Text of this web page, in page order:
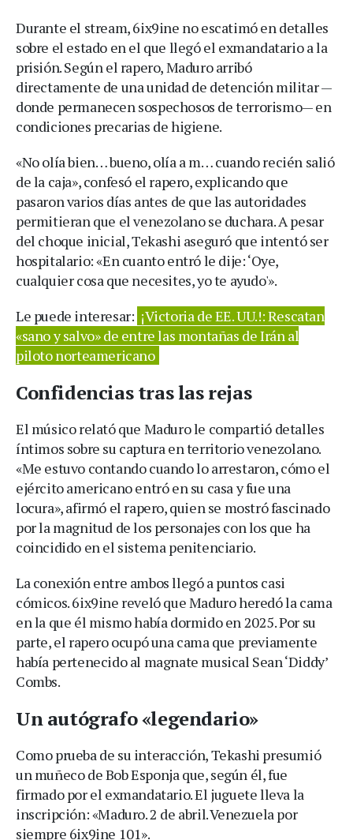
Durante el stream, 6ix9ine no escatimó en detalles
sobre el estado en el que llegó el exmandatario a la
prisión. Según el rapero, Maduro arribó
directamente de una unidad de detención militar —
donde permanecen sospechosos de terrorismo— en
condiciones precarias de higiene.
«No olía bien… bueno, olía a m… cuando recién salió
de la caja», confesó el rapero, explicando que
pasaron varios días antes de que las autoridades
permitieran que el venezolano se duchara. A pesar
del choque inicial, Tekashi aseguró que intentó ser
hospitalario: «En cuanto entró le dije: ‘Oye,
cualquier cosa que necesites, yo te ayudo'».
Le puede interesar: ¡Victoria de EE. UU.!: Rescatan
«sano y salvo» de entre las montañas de Irán al
piloto norteamericano
Confidencias tras las rejas
El músico relató que Maduro le compartió detalles
íntimos sobre su captura en territorio venezolano.
«Me estuvo contando cuando lo arrestaron, cómo el
ejército americano entró en su casa y fue una
locura», afirmó el rapero, quien se mostró fascinado
por la magnitud de los personajes con los que ha
coincidido en el sistema penitenciario.
La conexión entre ambos llegó a puntos casi
cómicos. 6ix9ine reveló que Maduro heredó la cama
en la que él mismo había dormido en 2025. Por su
parte, el rapero ocupó una cama que previamente
había pertenecido al magnate musical Sean ‘Diddy’
Combs.
Un autógrafo «legendario»
Como prueba de su interacción, Tekashi presumió
un muñeco de Bob Esponja que, según él, fue
firmado por el exmandatario. El juguete lleva la
inscripción: «Maduro. 2 de abril. Venezuela por
siempre 6ix9ine 101».